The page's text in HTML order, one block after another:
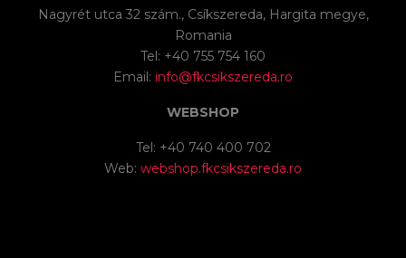
Nagyrét utca 32 szám., Csíkszereda, Hargita megye,
Romania
Tel: +40 755 754 160
Email: info@fkcsikszereda.ro
WEBSHOP
Tel: +40 740 400 702
Web: webshop.fkcsikszereda.ro